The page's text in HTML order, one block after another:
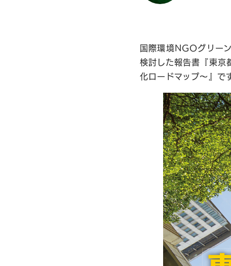
国際環境NGOグリー
検討した報告書『東
化ロードマップ～』です